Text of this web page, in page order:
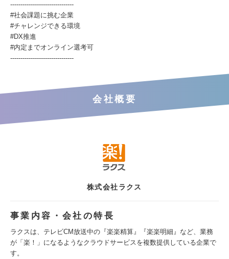
-------------------------------
#社会課題に挑む企業
#チャレンジできる環境
#DX推進
#内定までオンライン選考可
-------------------------------
会社概要
株式会社ラクス
事業内容・会社の特長
ラクスは、テレビCM放送中の『楽楽精算』『楽楽明細』など、業務
が「楽！」になるようなクラウドサービスを複数提供している企業で
す。